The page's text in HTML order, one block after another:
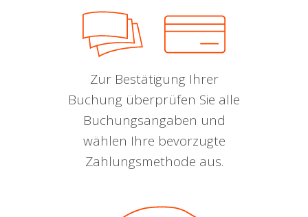
Zur Bestätigung Ihrer
Buchung überprüfen Sie alle
Buchungsangaben und
wählen Ihre bevorzugte
Zahlungsmethode aus.